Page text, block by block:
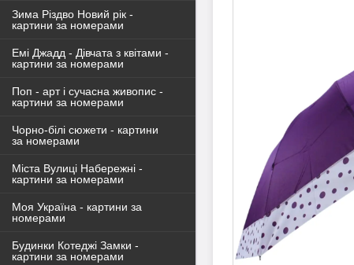
Зима Різдво Новий рік -
картини за номерами
Емі Джадд - Дівчата з квітами -
картини за номерами
Поп - арт і сучасна живопис -
картини за номерами
Чорно-білі сюжети - картини
за номерами
Міста Вулиці Набережні -
картини за номерами
Моя Україна - картини за
номерами
Будинки Котеджі Замки -
картини за номерами